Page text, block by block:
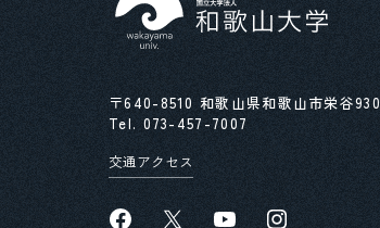
〒640-8510 和歌山県和歌山市栄谷930
Tel. 073-457-7007
交通アクセス